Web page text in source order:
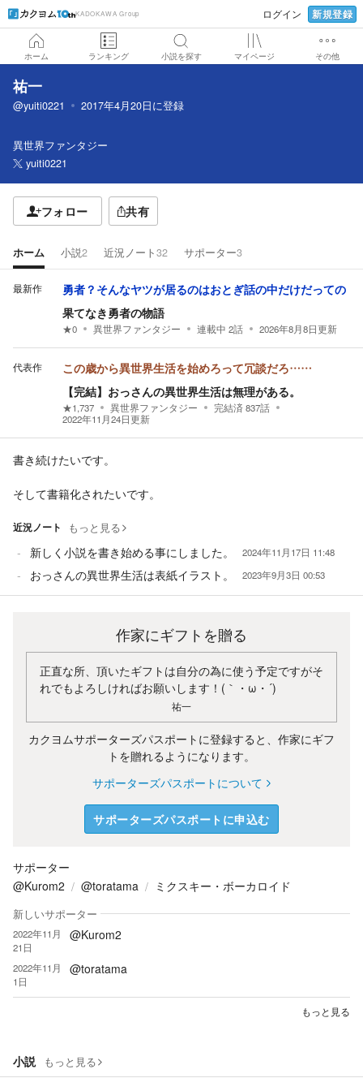
KADOKAWA Group ログイン 新規登録
ホーム ランキング 小説を探す マイページ その他
祐一
@yuiti0221 2017年4月20日に登録
異世界ファンタジー
yuiti0221
フォロー 共有
ホーム 小説2 近況ノート32 サポーター3
最新作 勇者？そんなヤツが居るのはおとぎ話の中だけだっての
果てなき勇者の物語
★0 異世界ファンタジー 連載中 2話 2026年8月8日更新
代表作 この歳から異世界生活を始めろって冗談だろ……
【完結】おっさんの異世界生活は無理がある。
★1,737 異世界ファンタジー 完結済837話
2022年11月24日更新
書き続けたいです。
そして書籍化されたいです。
近況ノート もっと見る
新しく小説を書き始める事にしました。 2024年11月17日 11:48
おっさんの異世界生活は表紙イラスト。 2023年9月3日 00:53
作家にギフトを贈る
正直な所、頂いたギフトは自分の為に使う予定ですがそ
れでもよろしければお願いします！(｀・ω・´)
祐一
カクヨムサポーターズパスポートに登録すると、作家にギフ
トを贈れるようになります。
サポーターズパスポートについて
サポーターズパスポートに申込む
サポーター
@Kurom2
@toratama ミクスキー・ボーカロイド
新しいサポーター
2022年11月
21日
@Kurom2
2022年11月
1日
@toratama
もっと見る
小説 もっと見る